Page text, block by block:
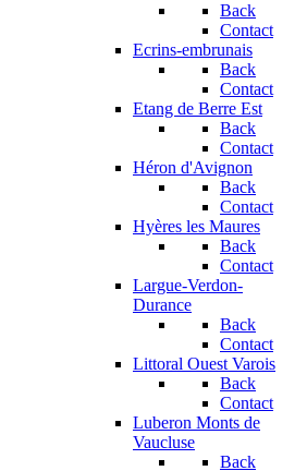
Back
Contact
Ecrins-embrunais
Back
Contact
Etang de Berre Est
Back
Contact
Héron d'Avignon
Back
Contact
Hyères les Maures
Back
Contact
Largue-Verdon-
Durance
Back
Contact
Littoral Ouest Varois
Back
Contact
Luberon Monts de
Vaucluse
Back